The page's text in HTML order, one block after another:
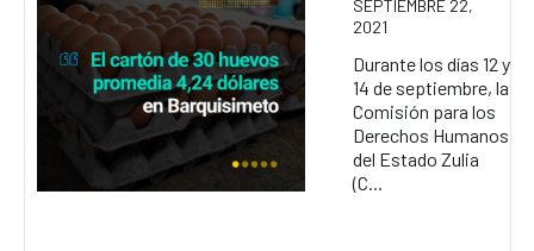
SEPTIEMBRE 22,
2021
Durante los días 12 y
14 de septiembre, la
Comisión para los
Derechos Humanos
del Estado Zulia
(C...